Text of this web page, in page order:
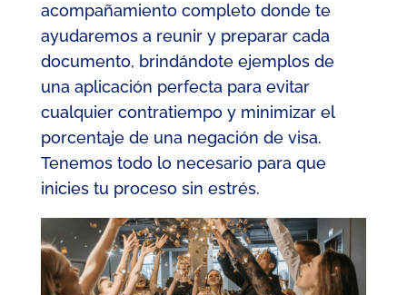
acompañamiento completo donde te
ayudaremos a reunir y preparar cada
documento, brindándote ejemplos de
una aplicación perfecta para evitar
cualquier contratiempo y minimizar el
porcentaje de una negación de visa.
Tenemos todo lo necesario para que
inicies tu proceso sin estrés.